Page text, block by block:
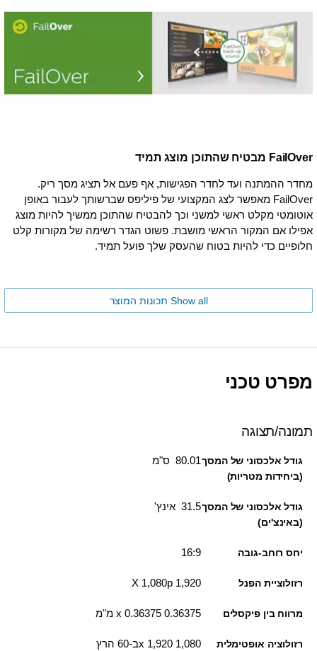
FailOver מבטיח שהתוכן מוצג תמיד
מחדר ההמתנה ועד לחדר הפגישות, אף פעם אל תציג מסך ריק.
FailOver מאפשר לצג המקצועי של פיליפס שברשותך לעבור באופן
אוטומטי מקלט ראשי למשני וכך להבטיח שהתוכן ממשיך להיות מוצג
אפילו אם המקור הראשי מושבת. פשוט הגדר רשימה של מקורות קלט
חלופיים כדי להיות בטוח שהעסק שלך פועל תמיד.
Show all תכונות המוצר
מפרט טכני
תמונה/תצוגה
גודל אלכסוני של המסך
(ביחידות מטריות)
80.01 ס"מ
גודל אלכסוני של המסך
(באינצ'ים)
31.5 אינץ'
יחס רוחב-גובה 16:9
רזולוציית הפנל 1,920 X 1,080p
מרווח בין פיקסלים 0.36375 x 0.36375 מ"מ
רזולוציה אופטימלית 1,080 x 1,920ב-60 הרץ